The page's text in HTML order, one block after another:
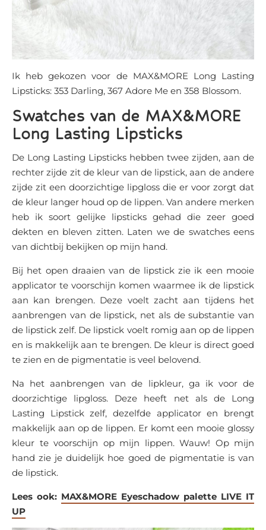
Ik heb gekozen voor de MAX&MORE Long Lasting
Lipsticks: 353 Darling, 367 Adore Me en 358 Blossom.
Swatches van de MAX&MORE
Long Lasting Lipsticks
De Long Lasting Lipsticks hebben twee zijden, aan de
rechter zijde zit de kleur van de lipstick, aan de andere
zijde zit een doorzichtige lipgloss die er voor zorgt dat
de kleur langer houd op de lippen. Van andere merken
heb ik soort gelijke lipsticks gehad die zeer goed
dekten en bleven zitten. Laten we de swatches eens
van dichtbij bekijken op mijn hand.
Bij het open draaien van de lipstick zie ik een mooie
applicator te voorschijn komen waarmee ik de lipstick
aan kan brengen. Deze voelt zacht aan tijdens het
aanbrengen van de lipstick, net als de substantie van
de lipstick zelf. De lipstick voelt romig aan op de lippen
en is makkelijk aan te brengen. De kleur is direct goed
te zien en de pigmentatie is veel belovend.
Na het aanbrengen van de lipkleur, ga ik voor de
doorzichtige lipgloss. Deze heeft net als de Long
Lasting Lipstick zelf, dezelfde applicator en brengt
makkelijk aan op de lippen. Er komt een mooie glossy
kleur te voorschijn op mijn lippen. Wauw! Op mijn
hand zie je duidelijk hoe goed de pigmentatie is van
de lipstick.
Lees ook: MAX&MORE Eyeschadow palette LIVE IT
UP